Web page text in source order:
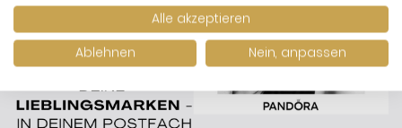
Alle akzeptieren
Ablehnen
Nein, anpassen